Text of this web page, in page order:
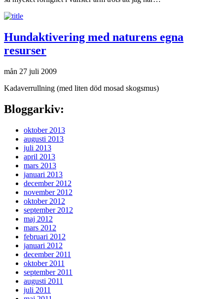
Hundaktivering med naturens egna
resurser
mån 27 juli 2009
Kadaverrullning (med liten död mosad skogsmus)
Bloggarkiv:
oktober 2013
augusti 2013
juli 2013
april 2013
mars 2013
januari 2013
december 2012
november 2012
oktober 2012
september 2012
maj 2012
mars 2012
februari 2012
januari 2012
december 2011
oktober 2011
september 2011
augusti 2011
juli 2011